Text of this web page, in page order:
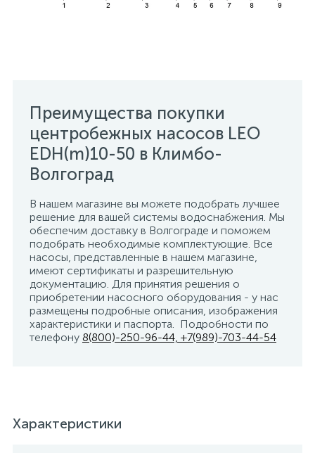
Преимущества покупки
центробежных насосов LEO
EDH(m)10-50 в Климбо-
Волгоград
В нашем магазине вы можете подобрать лучшее
решение для вашей системы водоснабжения. Мы
обеспечим доставку в Волгограде и поможем
подобрать необходимые комплектующие. Все
насосы, представленные в нашем магазине,
имеют сертификаты и разрешительную
документацию. Для принятия решения о
приобретении насосного оборудования - у нас
размещены подробные описания, изображения
характеристики и паспорта. Подробности по
телефону 8(800)-250-96-44, +7(989)-703-44-54
Характеристики